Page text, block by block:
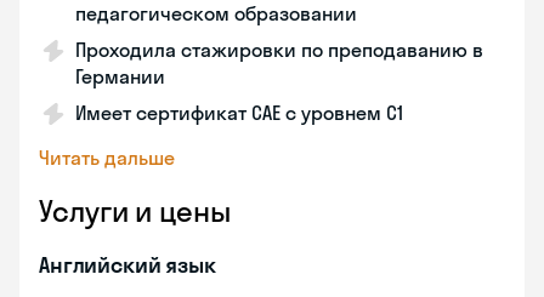
педагогическом образовании
Проходила стажировки по преподаванию в
Германии
Имеет сертификат САЕ с уровнем С1
Читать дальше
Услуги и цены
Английский язык